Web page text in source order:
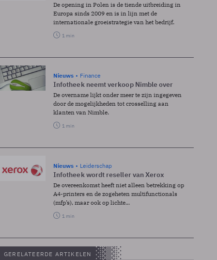
De opening in Polen is de tiende uitbreiding in
Europa sinds 2009 en is in lijn met de
internationale groeistrategie van het bedrijf.
1 min
Nieuws Finance
Infotheek neemt verkoop Nimble over
De overname lijkt onder meer te zijn ingegeven
door de mogelijkheden tot crosselling aan
klanten van Nimble.
1 min
Nieuws Leiderschap
Infotheek wordt reseller van Xerox
De overeenkomst heeft niet alleen betrekking op
A4-printers en de zogeheten multifunctionals
(mfp’s), maar ook op lichte...
1 min
GERELATEERDE ARTIKELEN